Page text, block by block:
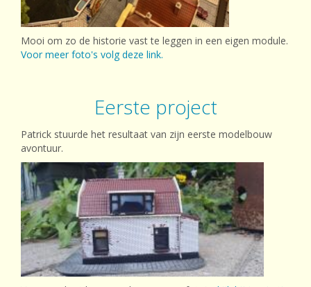
Mooi om zo de historie vast te leggen in een eigen module.
Voor meer foto's volg deze link.
Eerste project
Patrick stuurde het resultaat van zijn eerste modelbouw
avontuur.